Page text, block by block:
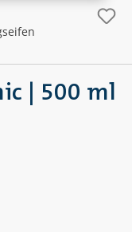
| 500 ml